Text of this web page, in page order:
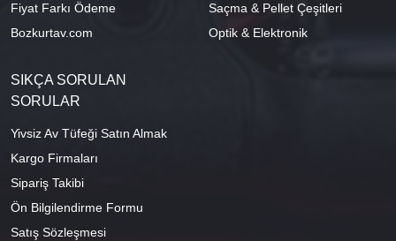
Fiyat Farkı Ödeme
Bozkurtav.com
Saçma & Pellet Çeşitleri
Optik & Elektronik
SIKÇA SORULAN
SORULAR
Yivsiz Av Tüfeği Satın Almak
Kargo Firmaları
Sipariş Takibi
Ön Bilgilendirme Formu
Satış Sözleşmesi